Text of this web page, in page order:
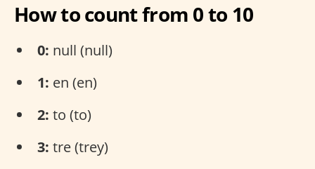
How to count from 0 to 10
0: null (null)
1: en (en)
2: to (to)
3: tre (trey)